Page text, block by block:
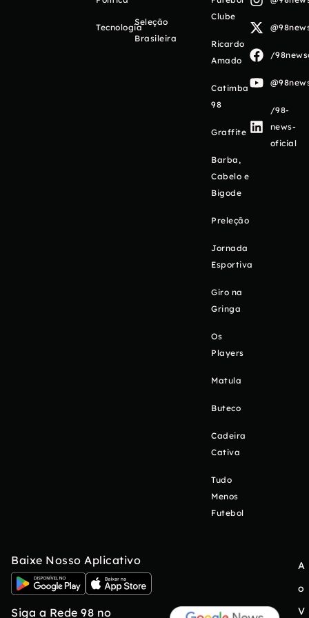
Tecnologia
Seleção
Brasileira
Clube
Ricardo
Amado
Catimba
98
Graffite
Barba,
Cabelo e
Bigode
Preleção
Jornada
Esportiva
Giro na
Gringa
Os
Players
Matula
Buteco
Cadeira
Cativa
Tudo
Menos
Futebol
/
/98-
news-
oficial
Baixe Nosso Aplicativo
Siga a Rede 98 no
A
o
V